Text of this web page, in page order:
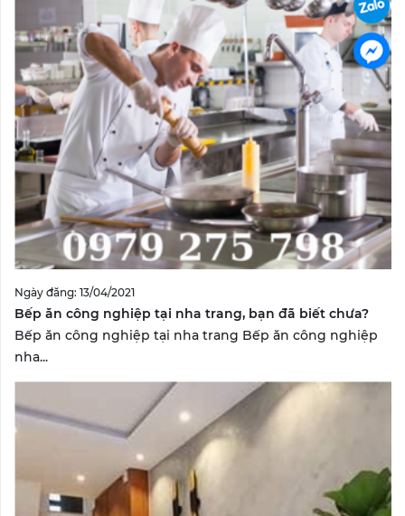
Ngày đăng: 13/04/2021
Bếp ăn công nghiệp tại nha trang, bạn đã biết chưa?
Bếp ăn công nghiệp tại nha trang Bếp ăn công nghiệp
nha...